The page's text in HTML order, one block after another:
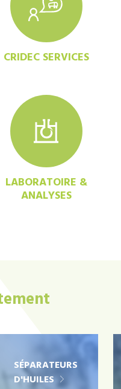
CRIDEC SERVICES
LABORATOIRE &
ANALYSES
SÉPARATEURS
D'HUILES